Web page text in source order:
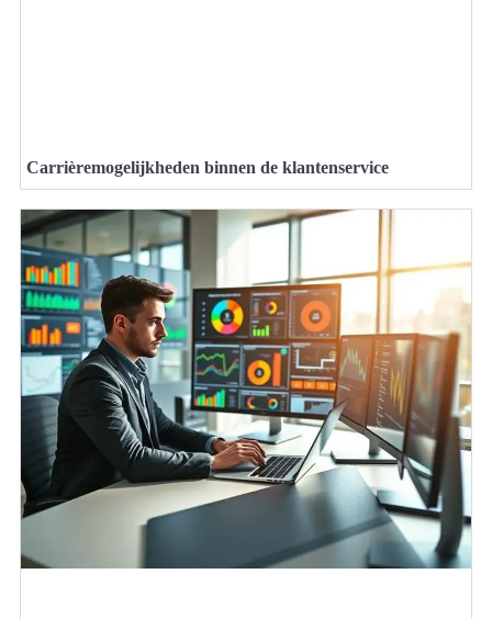
Carrièremogelijkheden binnen de klantenservice